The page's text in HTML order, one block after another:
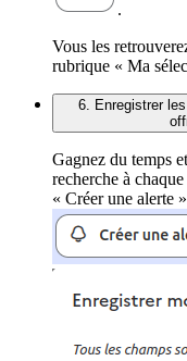
.
Vous les
rubrique « Ma
6. Enregistrer
Gagnez du temps
recherche à
« Créer une alerte